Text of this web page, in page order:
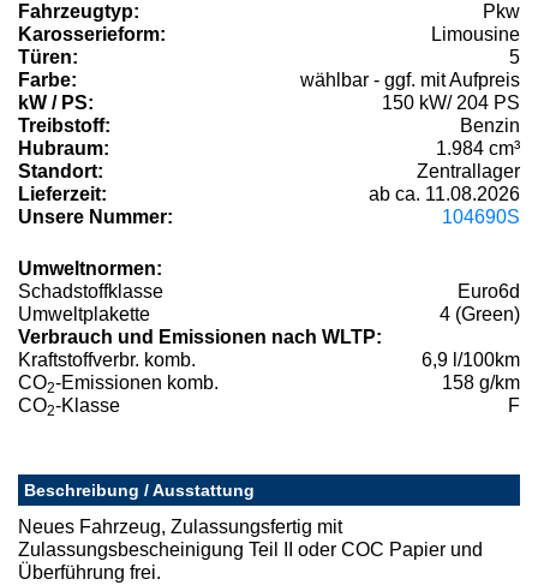
Fahrzeugtyp:
Pkw
Karosserieform:
Limousine
Türen:
5
Farbe:
wählbar - ggf. mit Aufpreis
kW / PS:
150 kW/ 204 PS
Treibstoff:
Benzin
Hubraum:
1.984 cm³
Standort:
Zentrallager
Lieferzeit:
ab ca. 11.08.2026
Unsere Nummer:
104690S
Umweltnormen:
Schadstoffklasse
Euro6d
Umweltplakette
4 (Green)
Verbrauch und Emissionen nach WLTP:
Kraftstoffverbr. komb.
6,9 l/100km
CO2-Emissionen komb.
158 g/km
CO2-Klasse F
Beschreibung / Ausstattung
Neues Fahrzeug, Zulassungsfertig mit
Zulassungsbescheinigung Teil II oder COC Papier und
Überführung frei.